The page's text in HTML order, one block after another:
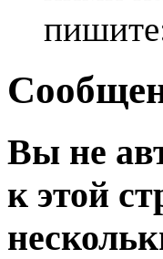
Вы не
к этой